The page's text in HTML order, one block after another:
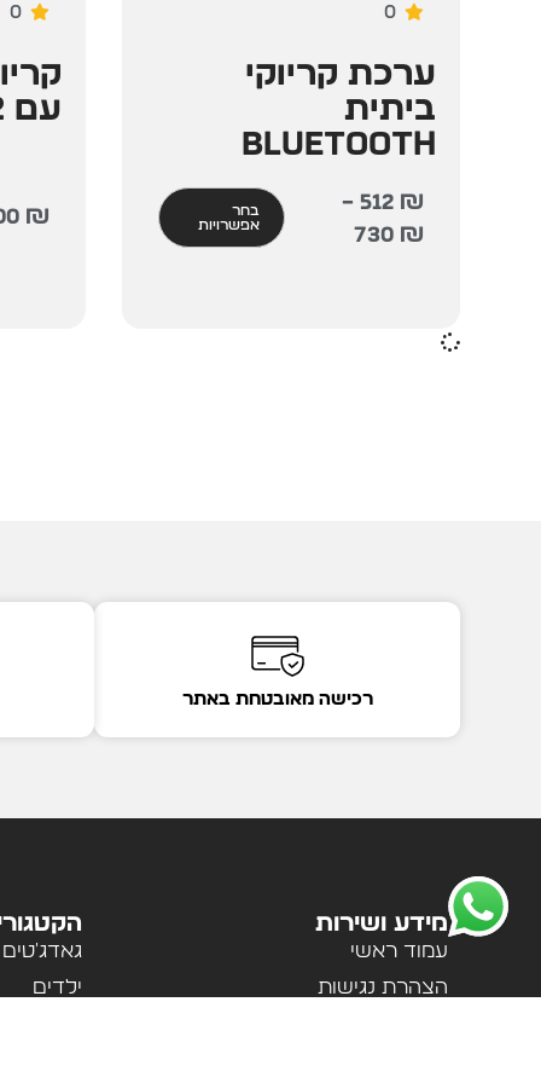
0
ערכת קריוקי
ביתית
Bluetooth
512 ₪
–
730 ₪
בחר
אפשרויות
0
עם 2 מיקרופונים
₪
רכישה מאובטחת באתר
מידע ושירות
עמוד ראשי
הצהרת נגישות
גאדג'טים
ילדים